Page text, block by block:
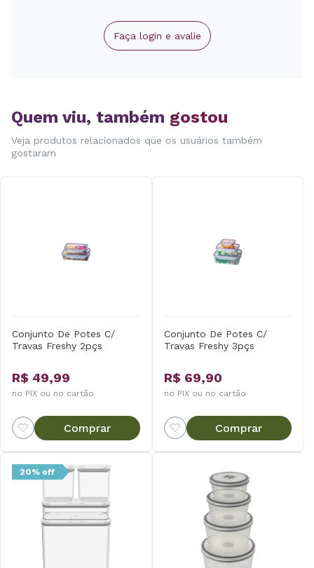
Faça login e avalie
Quem viu, também gostou
Veja produtos relacionados que os usuários também
gostaram
Conjunto De Potes C/
Travas Freshy 2pçs
R$ 49,99
no PIX ou no cartão
Comprar
Conjunto De Potes C/
Travas Freshy 3pçs
R$ 69,90
no PIX ou no cartão
Comprar
20% off